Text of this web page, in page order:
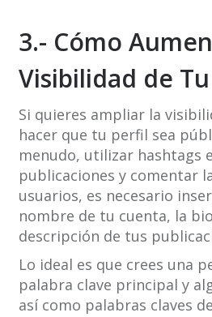
3.- Cómo
Visibilidad de
Si quieres ampliar la
hacer que tu perfil sea
menudo, utilizar hashtags
publicaciones y comentar
usuarios, es necesario
nombre de tu cuenta, la
descripción de tus
Lo ideal es que crees una
palabra clave principal y
así como palabras claves